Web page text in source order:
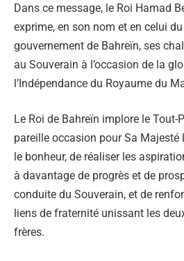
Dans ce message, le Roi Hamad
exprime, en son nom et en celui
gouvernement de Bahreïn, ses
au Souverain à l’occasion de la
l’Indépendance du Royaume du
Le Roi de Bahreïn implore le Tout-
pareille occasion pour Sa Majesté
le bonheur, de réaliser les
à davantage de progrès et de
conduite du Souverain, et de
liens de fraternité unissant les
frères.